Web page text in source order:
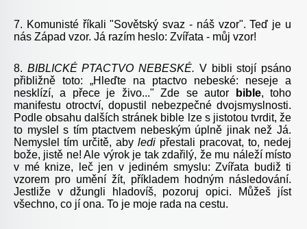
7. Komunisté říkali "Sovětský svaz - náš vzor". Teď je u
nás Západ vzor. Já razím heslo: Zvířata - můj vzor!
8. BIBLICKÉ PTACTVO NEBESKÉ. V bibli stojí psáno
přibližně toto: „Hleďte na ptactvo nebeské: neseje a
nesklízí, a přece je živo..." Zde se autor
bible, toho
manifestu otroctví, dopustil nebezpečné dvojsmyslnosti.
Podle obsahu dalších stránek bible lze s jistotou tvrdit, že
to myslel s tím ptactvem nebeským úplně jinak než Já.
Nemyslel tím určitě, aby ledi přestali pracovat, to, nedej
bože, jistě ne! Ale výrok je tak zdařilý, že mu náleží místo
v mé knize, leč jen v jediném smyslu: Zvířata budiž ti
vzorem pro umění žít, příkladem hodným následování.
Jestliže v džungli hladovíš, pozoruj opici. Můžeš jíst
všechno, co jí ona. To je moje rada na cestu.